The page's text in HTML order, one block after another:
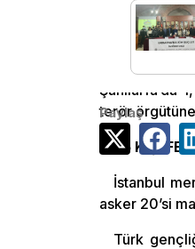
PKK/KCK
Şanlıurfa’da
terör
45 KİŞİ
İstanbul
asker 20’si
Türk
Paylaş